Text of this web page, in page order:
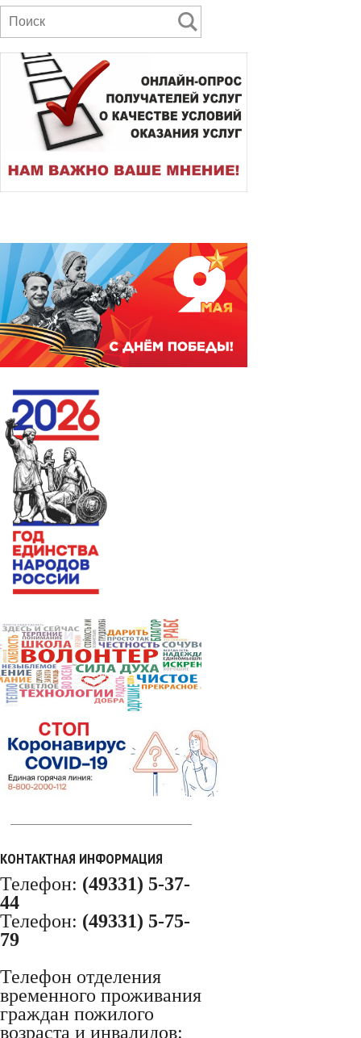
КОНТАКТНАЯ ИНФОРМАЦИЯ
Телефон: (49331) 5-37-
44
Телефон: (49331) 5-75-
79
Телефон отделения
временного проживания
граждан пожилого
возраста и инвалидов: